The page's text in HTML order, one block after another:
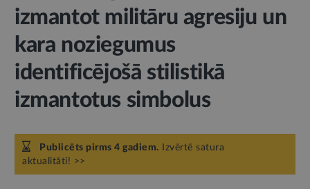
izmantot militāru agresiju un
kara noziegumus
identificējošā stilistikā
izmantotus simbolus
Publicēts pirms 4 gadiem. Izvērtē satura
aktualitāti! >>